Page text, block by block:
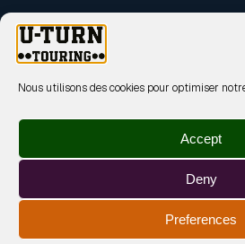
Nous utilisons des cookies pour optimiser
Accept
Deny
Preferences